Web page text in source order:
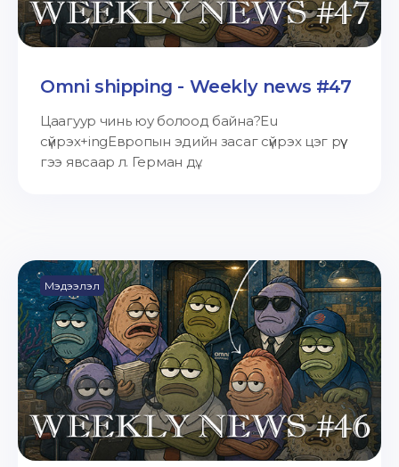
Omni shipping - Weekly news #47
Цаагуур чинь юу болоод байна?Eu
сүйрэх+ingЕвропын эдийн засаг сүйрэх цэг рүү
гээ явсаар л. Герман дү...
Мэдээлэл